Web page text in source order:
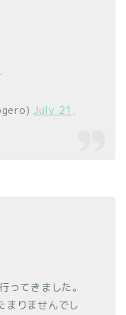
July 21,
ってきました。
まりませんでし